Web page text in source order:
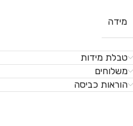
מידה
טבלת מידות
משלוחים
הוראות כביסה